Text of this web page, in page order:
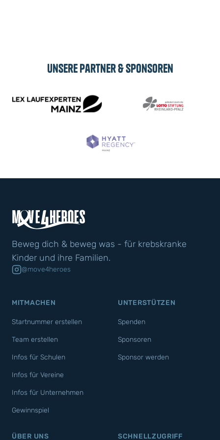
Unsere Partner & Sponsoren
Beweg dich & beweg was - für krebskranke
Kinder und ihre Familien.
@move4heroes
MITMACHEN
Startnummer erstellen
Team erstellen
Infos für Schulen
Infos für Vereine
Infos für Unternehmen
Gewinnspiel
UNTERSTÜTZEN
Spenden
Sponsoren
Sponsor werden
ÜBER UNS SCHNELLZUGRIFF